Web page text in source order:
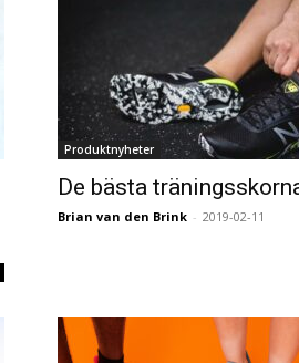
Produktnyheter
De bästa
Brian van den Brink - 2019-02-11